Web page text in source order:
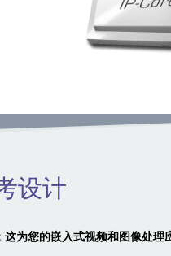
设计
为您的嵌入式视频和图像处理